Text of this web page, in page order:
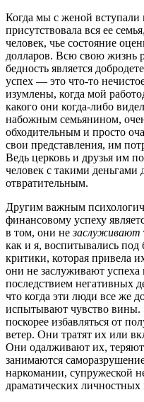
Когда мы с женой вступали
присутствовала вся ее
человек, чье состояние
долларов. Всю свою жизнь
бедность является
успех — это что-то
изумлены, когда мой
какого они когда-либо
набожным семьянином,
обходительным и просто
свои представления, им
Ведь церковь и друзья им
человек с такими
отвратительным.
Другим важным
финансовому успеху
в том, они незаслуживают
как и я, воспитывались
критики, которая привела
они не заслуживают
последствием негативных
что когда эти люди все же
испытывают чувство вины.
поскорее избавляться от
ветер. Они тратят их или
Они одалживают их,
занимаются
наркомании, супружеской
драматических